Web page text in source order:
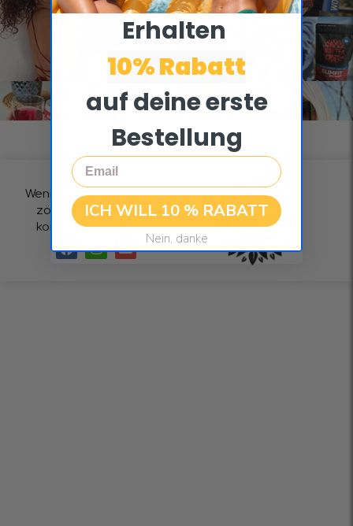
Wenn Sie Fragen haben,
zögern Sie nicht und
kontaktieren Sie uns.
Erhalten ​
10% Rabatt
auf deine erste
Bestellung
Email
ICH WILL 10 % RABATT
Nein, danke